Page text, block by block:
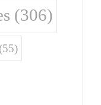
(306)
(55)